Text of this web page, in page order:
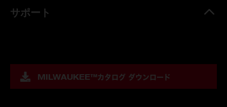
サポート
MILWAUKEE™カタログ ダウンロード